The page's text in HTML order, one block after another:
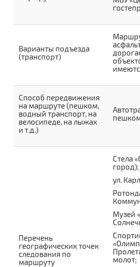
Варианты подъезда
(транспорт)
Способ передвижения
на маршруте (пешком,
водный транспорт, на
велосипеде, на лыжах
и т.д.)
Перечень
географических точек
следования по
маршруту
Стела
город);
ул.
Музей
молот;